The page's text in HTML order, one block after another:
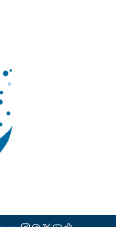
lividanalis
de favoritos
das localizações